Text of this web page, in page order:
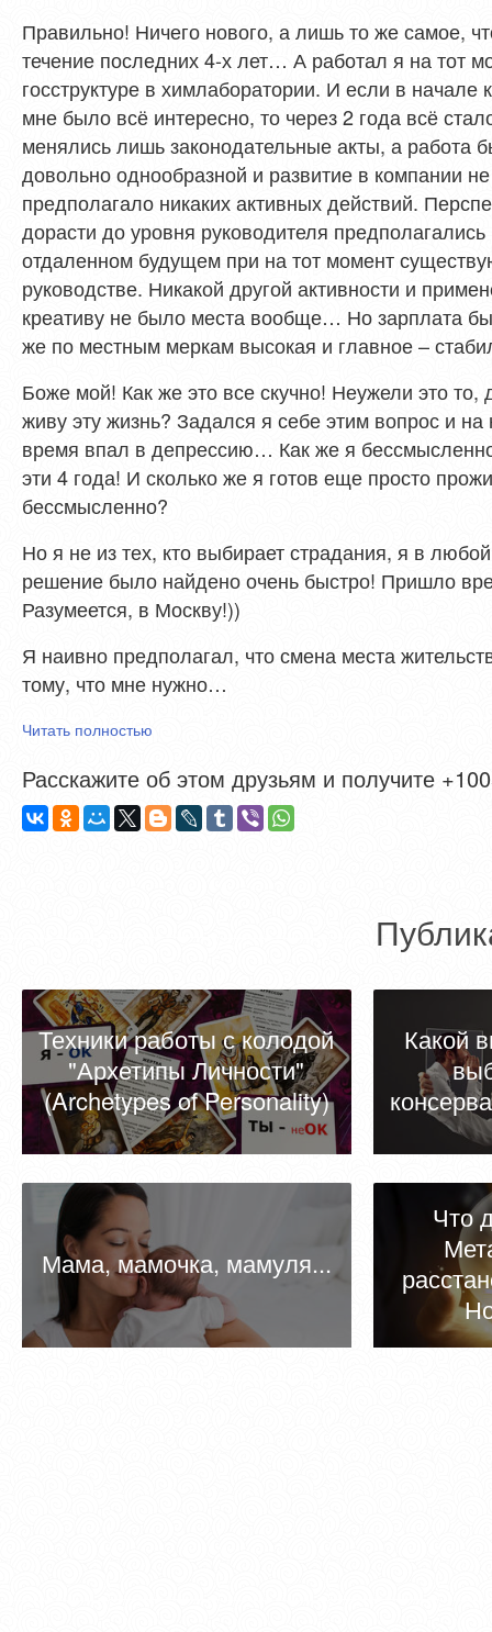
Правильно! Ничего нового, а лишь то же самое,
течение последних 4-х лет… А работал я на тот
госструктуре в химлаборатории. И если в начале
мне было всё интересно, то через 2 года всё
менялись лишь законодательные акты, а работа
довольно однообразной и развитие в компании не
предполагало никаких активных действий.
дорасти до уровня руководителя
отдаленном будущем при на тот момент
руководстве. Никакой другой активности и
креативу не было места вообще… Но зарплата
же по местным меркам высокая и главное –
Боже мой! Как же это все скучно! Неужели это то,
живу эту жизнь? Задался я себе этим вопрос и на
время впал в депрессию… Как же я
эти 4 года! И сколько же я готов еще просто
бессмысленно?
Но я не из тех, кто выбирает страдания, я в
решение было найдено очень быстро! Пришло
Разумеется, в Москву!))
Я наивно предполагал, что смена места
тому, что мне нужно…
Читать полностью
Расскажите об этом друзьям и получите
Техники работы с колодой
"Архетипы Личности"
(Archetypes of Personality)
Какой
Мама, мамочка, мамуля...
Что